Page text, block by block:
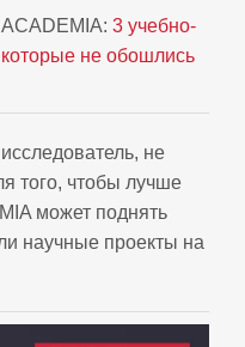
3 учебно-
которые не обошлись
не
того, чтобы лучше
может поднять
научные проекты на